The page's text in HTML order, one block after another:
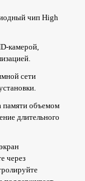
чип High
камерой,
сети
памяти объемом
длительного
через